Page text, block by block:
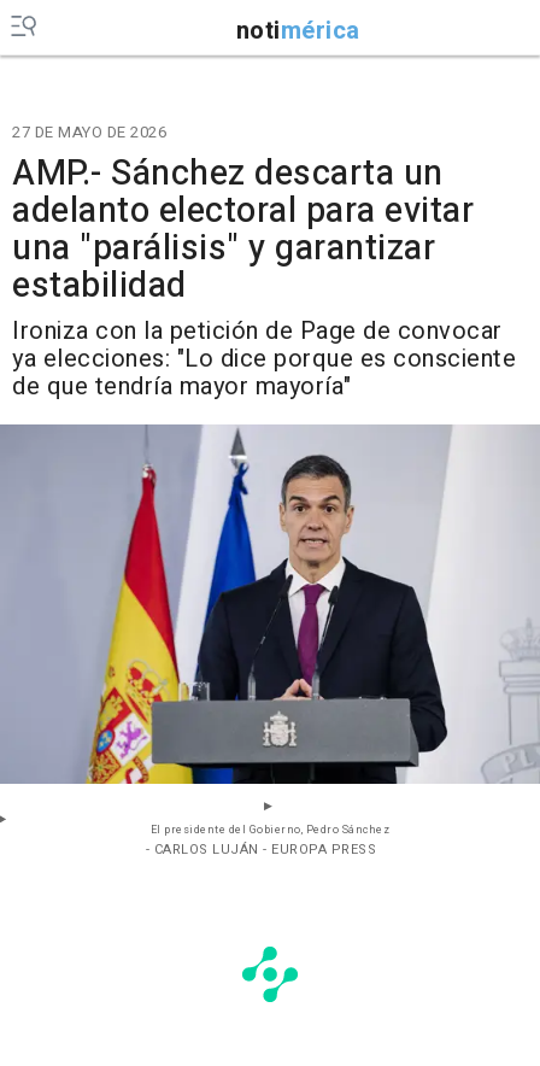
notimérica
27 DE MAYO DE 2026
AMP.- Sánchez descarta un
adelanto electoral para evitar
una "parálisis" y garantizar
estabilidad
Ironiza con la petición de Page de convocar
ya elecciones: "Lo dice porque es consciente
de que tendría mayor mayoría"
El presidente del Gobierno, Pedro Sánchez
- CARLOS LUJÁN - EUROPA PRESS